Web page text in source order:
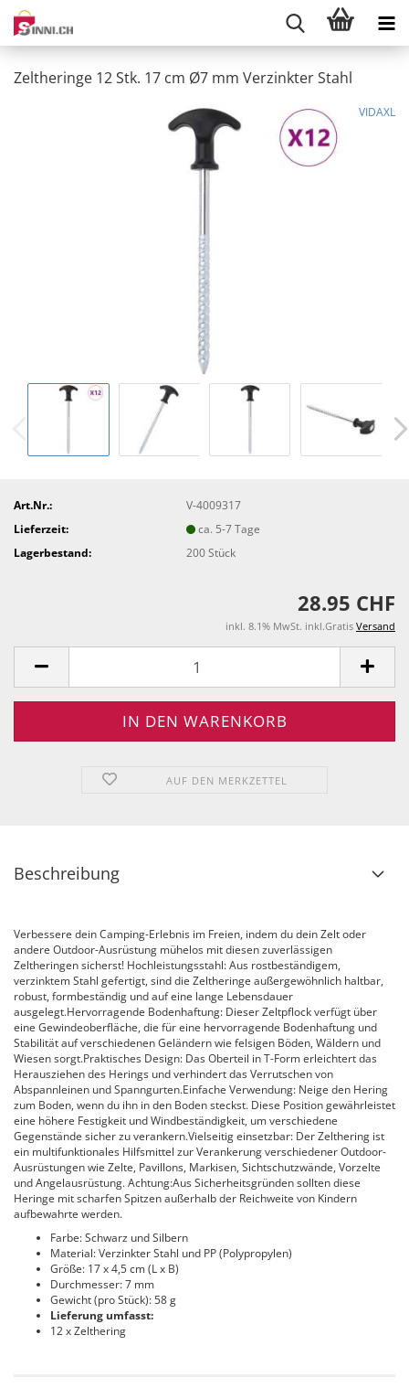
Zeltheringe 12 Stk. 17 cm Ø7 mm Verzinkter Stahl
VIDAXL
Art.Nr.:
V-4009317
Lieferzeit:
ca. 5-7 Tage
Lagerbestand:
200Stück
28.95 CHF
inkl. 8.1% MwSt. inkl.Gratis Versand
AUF DEN MERKZETTEL
Beschreibung
Verbessere dein Camping-Erlebnis im Freien, indem du dein Zelt oder
andere Outdoor-Ausrüstung mühelos mit diesen zuverlässigen
Zeltheringen sicherst! Hochleistungsstahl: Aus rostbeständigem,
verzinktem Stahl gefertigt, sind die Zeltheringe außergewöhnlich haltbar,
robust, formbeständig und auf eine lange Lebensdauer
ausgelegt.Hervorragende Bodenhaftung: Dieser Zeltpflock verfügt über
eine Gewindeoberfläche, die für eine hervorragende Bodenhaftung und
Stabilität auf verschiedenen Geländern wie felsigen Böden, Wäldern und
Wiesen sorgt.Praktisches Design: Das Oberteil in T-Form erleichtert das
Herausziehen des Herings und verhindert das Verrutschen von
Abspannleinen und Spanngurten.Einfache Verwendung: Neige den Hering
zum Boden, wenn du ihn in den Boden steckst. Diese Position gewährleistet
eine höhere Festigkeit und Windbeständigkeit, um verschiedene
Gegenstände sicher zu verankern.Vielseitig einsetzbar: Der Zelthering ist
ein multifunktionales Hilfsmittel zur Verankerung verschiedener Outdoor-
Ausrüstungen wie Zelte, Pavillons, Markisen, Sichtschutzwände, Vorzelte
und Angelausrüstung. Achtung:Aus Sicherheitsgründen sollten diese
Heringe mit scharfen Spitzen außerhalb der Reichweite von Kindern
aufbewahrte werden.
Farbe: Schwarz und Silbern
Material: Verzinkter Stahl und PP (Polypropylen)
Größe: 17 x 4,5 cm (L x B)
Durchmesser: 7 mm
Gewicht (pro Stück): 58 g
Lieferung umfasst:
12 x Zelthering